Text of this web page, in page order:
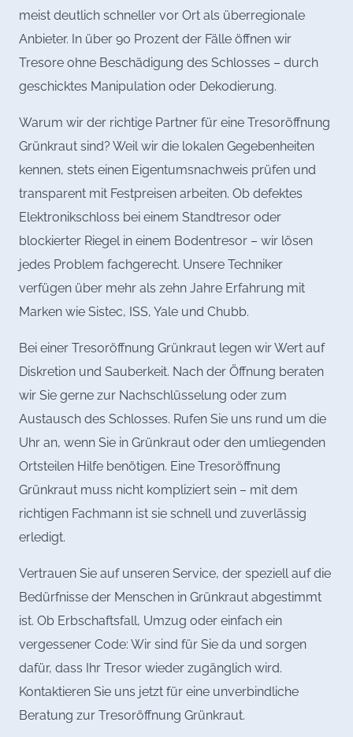
meist deutlich schneller vor Ort als überregionale
Anbieter. In über 90 Prozent der Fälle öffnen wir
Tresore ohne Beschädigung des Schlosses – durch
geschicktes Manipulation oder Dekodierung.
Warum wir der richtige Partner für eine Tresoröffnung
Grünkraut sind? Weil wir die lokalen Gegebenheiten
kennen, stets einen Eigentumsnachweis prüfen und
transparent mit Festpreisen arbeiten. Ob defektes
Elektronikschloss bei einem Standtresor oder
blockierter Riegel in einem Bodentresor – wir lösen
jedes Problem fachgerecht. Unsere Techniker
verfügen über mehr als zehn Jahre Erfahrung mit
Marken wie Sistec, ISS, Yale und Chubb.
Bei einer Tresoröffnung Grünkraut legen wir Wert auf
Diskretion und Sauberkeit. Nach der Öffnung beraten
wir Sie gerne zur Nachschlüsselung oder zum
Austausch des Schlosses. Rufen Sie uns rund um die
Uhr an, wenn Sie in Grünkraut oder den umliegenden
Ortsteilen Hilfe benötigen. Eine Tresoröffnung
Grünkraut muss nicht kompliziert sein – mit dem
richtigen Fachmann ist sie schnell und zuverlässig
erledigt.
Vertrauen Sie auf unseren Service, der speziell auf die
Bedürfnisse der Menschen in Grünkraut abgestimmt
ist. Ob Erbschaftsfall, Umzug oder einfach ein
vergessener Code: Wir sind für Sie da und sorgen
dafür, dass Ihr Tresor wieder zugänglich wird.
Kontaktieren Sie uns jetzt für eine unverbindliche
Beratung zur Tresoröffnung Grünkraut.